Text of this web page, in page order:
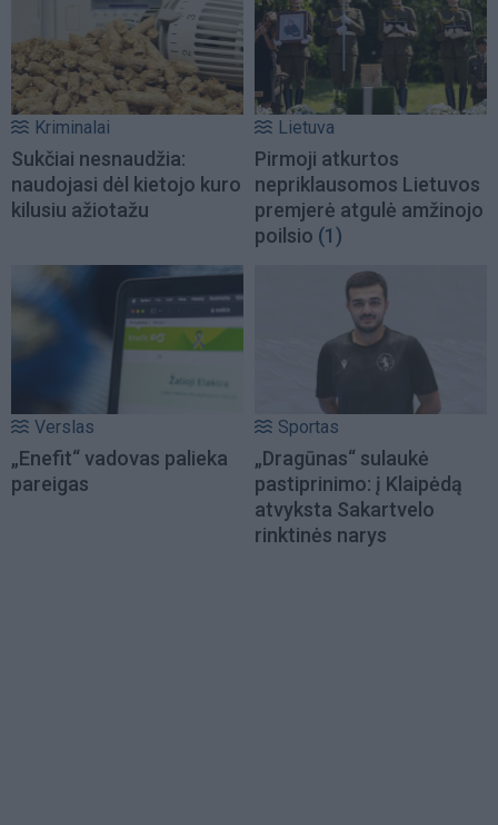
Kriminalai
Sukčiai nesnaudžia:
naudojasi dėl kietojo kuro
kilusiu ažiotažu
Lietuva
Pirmoji atkurtos
nepriklausomos Lietuvos
premjerė atgulė amžinojo
poilsio (1)
Verslas
„Enefit“ vadovas palieka
pareigas
Sportas
„Dragūnas“ sulaukė
pastiprinimo: į Klaipėdą
atvyksta Sakartvelo
rinktinės narys